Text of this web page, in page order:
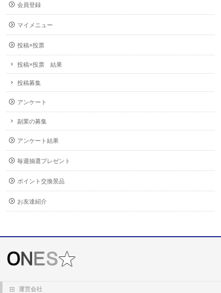
会員登録
マイメニュー
投稿×投票
投稿×投票 結果
投稿募集
アンケート
副業の募集
アンケート結果
毎週抽選プレゼント
ポイント交換景品
お友達紹介
運営会社